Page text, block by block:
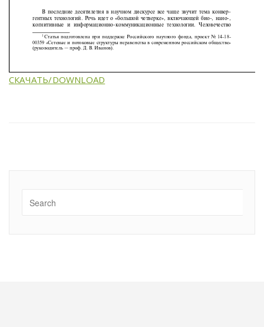
СКАЧАТЬ/DOWNLOAD